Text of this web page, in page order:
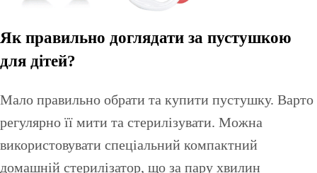
Як правильно доглядати за пустушкою
для дітей?
Мало правильно обрати та купити пустушку. Варто
регулярно її мити та стерилізувати. Можна
використовувати спеціальний компактний
домашній стерилізатор, що за пару хвилин